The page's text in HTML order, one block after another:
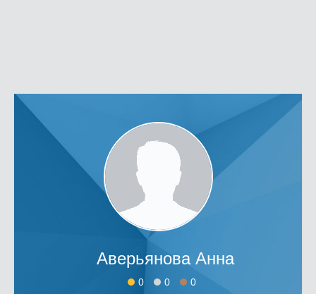
Аверьянова Анна
0 0
0